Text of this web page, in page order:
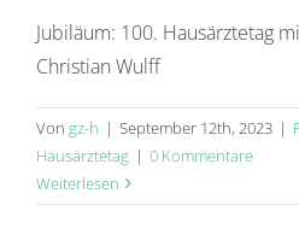
DENTALLABOR
BEAUTY
BEAUTY
Jubiläum: 100. Hausärztetag
Christian Wulff
Von gz-h | September 12th, 2023 |
Hausärztetag | 0 Kommentare
Weiterlesen